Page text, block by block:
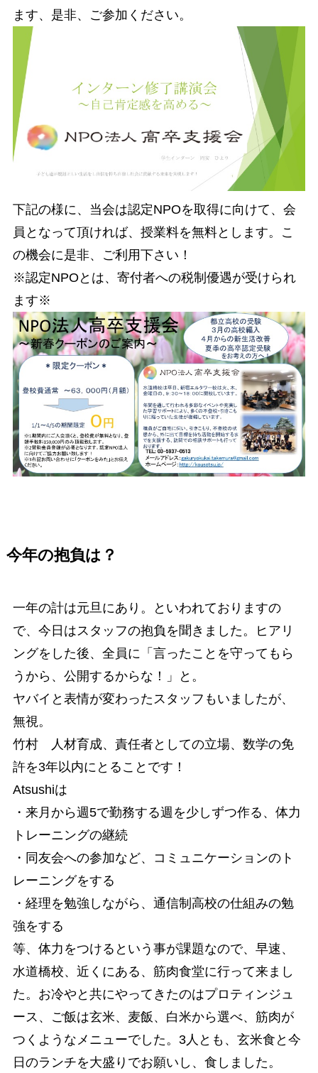
ます、是非、ご参加ください。
下記の様に、当会は認定NPOを取得に向けて、会
員となって頂ければ、授業料を無料とします。こ
の機会に是非、ご利用下さい！
※認定NPOとは、寄付者への税制優遇が受けられ
ます※
今年の抱負は？
一年の計は元旦にあり。といわれておりますの
で、今日はスタッフの抱負を聞きました。ヒアリ
ングをした後、全員に「言ったことを守ってもら
うから、公開するからな！」と。
ヤバイと表情が変わったスタッフもいましたが、
無視。
竹村 人材育成、責任者としての立場、数学の免
許を3年以内にとることです！
Atsushiは
・来月から週5で勤務する週を少しずつ作る、体力
トレーニングの継続
・同友会への参加など、コミュニケーションのト
レーニングをする
・経理を勉強しながら、通信制高校の仕組みの勉
強をする
等、体力をつけるという事が課題なので、早速、
水道橋校、近くにある、筋肉食堂に行って来まし
た。お冷やと共にやってきたのはプロティンジュ
ース、ご飯は玄米、麦飯、白米から選べ、筋肉が
つくようなメニューでした。3人とも、玄米食と今
日のランチを大盛りでお願いし、食しました。